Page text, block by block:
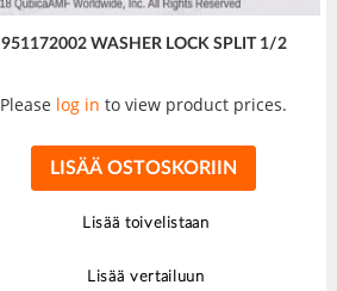
951172002 WASHER LOCK SPLIT 1/2
Please log in to view product prices.
LISÄÄ OSTOSKORIIN
Lisää toivelistaan
Lisää vertailuun